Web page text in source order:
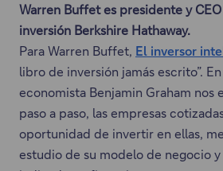
Warren Buffet es presidente y
inversión Berkshire Hathaway.
Para Warren Buffet, El inversor
E
s
t
e
e
n
libro de inversión jamás escrito”.
economista Benjamin Graham nos
paso a paso, las empresas
oportunidad de invertir en ellas,
estudio de su modelo de negocio